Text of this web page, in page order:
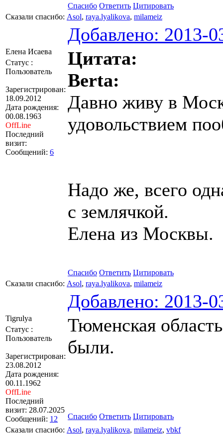
Спасибо Ответить Цитировать
Сказали спасибо: Asol, raya.lyalikova, milameiz
Добавлено: 2013-
Елена Исаева
Статус :
Пользователь
Зарегистрирован:
18.09.2012
Дата рождения:
00.08.1963
OffLine
Последний
визит:
Сообщений: 6
Цитата:
Berta:
Давно живу в
удовольствием
Надо же, всего
с землячкой.
Елена из Москвы.
Спасибо Ответить Цитировать
Сказали спасибо: Asol, raya.lyalikova, milameiz
Добавлено: 2013-
Tigrulya
Статус :
Пользователь
Зарегистрирован:
23.08.2012
Дата рождения:
00.11.1962
OffLine
Последний
визит: 28.07.2025
Сообщений: 12
Тюменская
были.
Спасибо Ответить Цитировать
Сказали спасибо: Asol, raya.lyalikova, milameiz, vbkf